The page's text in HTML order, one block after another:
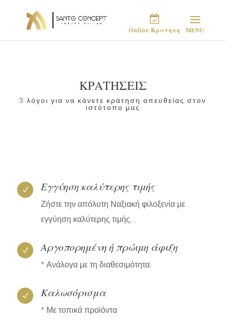
Online Κρατηση
ΚΡΑΤΗΣΕΙΣ
3 λόγοι για να κάνετε κράτηση απευθείας στον
ιστότοπο μας
N Εγγύηση καλύτερης τιμής
Ζήστε την απόλυτη Ναξιακή φιλοξενία με
εγγύηση καλύτερης τιμής.
N Αργοπορημένη ή πρώιμη άφιξη
* Ανάλογα με τη διαθεσιμότητα.
N Καλωσόρισμα
* Με τοπικά προϊόντα